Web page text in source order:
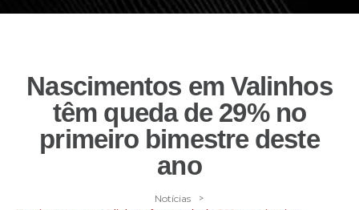
Nascimentos em Valinhos
têm queda de 29% no
primeiro bimestre deste
ano
Notícias >